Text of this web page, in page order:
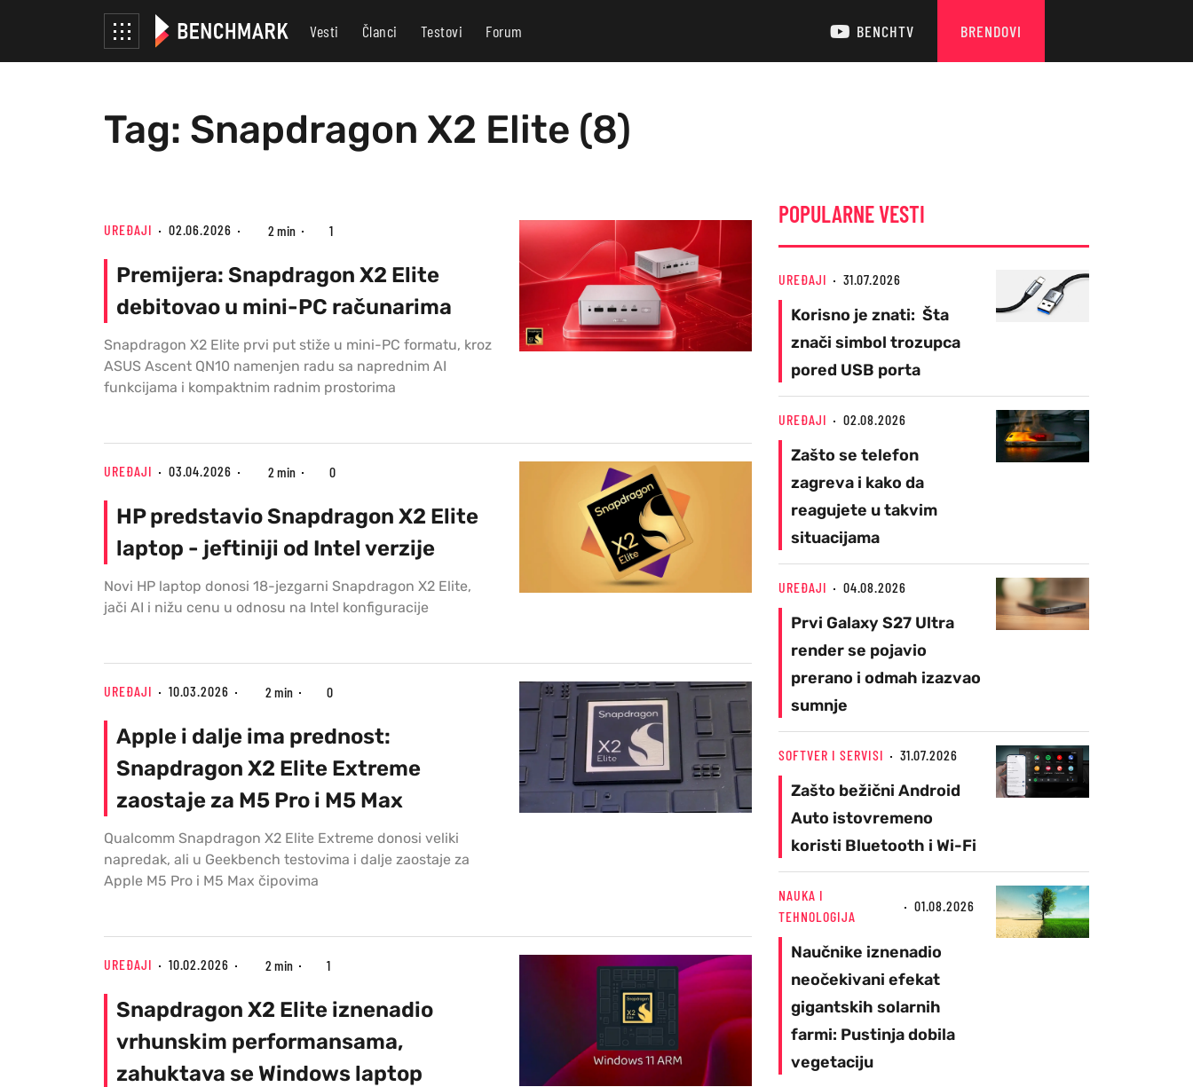
Vesti Članci Testovi Forum BENCHTV BRENDOVI
Tag: Snapdragon X2 Elite (8)
UREĐAJI 02.06.2026 2 min 1
Premijera: Snapdragon X2 Elite
debitovao u mini-PC računarima
Snapdragon X2 Elite prvi put stiže u mini-PC formatu, kroz
ASUS Ascent QN10 namenjen radu sa naprednim AI
funkcijama i kompaktnim radnim prostorima
UREĐAJI 03.04.2026 2 min 0
HP predstavio Snapdragon X2 Elite
laptop - jeftiniji od Intel verzije
Novi HP laptop donosi 18-jezgarni Snapdragon X2 Elite,
jači AI i nižu cenu u odnosu na Intel konfiguracije
UREĐAJI 10.03.2026 2 min 0
Apple i dalje ima prednost:
Snapdragon X2 Elite Extreme
zaostaje za M5 Pro i M5 Max
Qualcomm Snapdragon X2 Elite Extreme donosi veliki
napredak, ali u Geekbench testovima i dalje zaostaje za
Apple M5 Pro i M5 Max čipovima
UREĐAJI 10.02.2026 2 min 1
Snapdragon X2 Elite iznenadio
vrhunskim performansama,
zahuktava se Windows laptop
POPULARNE VESTI
UREĐAJI 31.07.2026
Korisno je znati: Šta
znači simbol trozupca
pored USB porta
UREĐAJI 02.08.2026
Zašto se telefon
zagreva i kako da
reagujete u takvim
situacijama
UREĐAJI 04.08.2026
Prvi Galaxy S27 Ultra
render se pojavio
prerano i odmah izazvao
sumnje
SOFTVER I SERVISI 31.07.2026
Zašto bežični Android
Auto istovremeno
koristi Bluetooth i Wi-Fi
NAUKA I
TEHNOLOGIJA
01.08.2026
Naučnike iznenadio
neočekivani efekat
gigantskih solarnih
farmi: Pustinja dobila
vegetaciju